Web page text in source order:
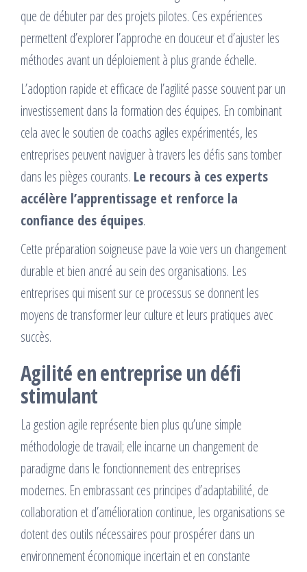
que de débuter par des projets pilotes. Ces expériences
permettent d’explorer l’approche en douceur et d’ajuster les
méthodes avant un déploiement à plus grande échelle.
L’adoption rapide et efficace de l’agilité passe souvent par un
investissement dans la formation des équipes. En combinant
cela avec le soutien de coachs agiles expérimentés, les
entreprises peuvent naviguer à travers les défis sans tomber
dans les pièges courants. Le recours à ces experts
accélère l’apprentissage et renforce la
confiance des équipes.
Cette préparation soigneuse pave la voie vers un changement
durable et bien ancré au sein des organisations. Les
entreprises qui misent sur ce processus se donnent les
moyens de transformer leur culture et leurs pratiques avec
succès.
Agilité en entreprise un défi
stimulant
La gestion agile représente bien plus qu’une simple
méthodologie de travail; elle incarne un changement de
paradigme dans le fonctionnement des entreprises
modernes. En embrassant ces principes d’adaptabilité, de
collaboration et d’amélioration continue, les organisations se
dotent des outils nécessaires pour prospérer dans un
environnement économique incertain et en constante